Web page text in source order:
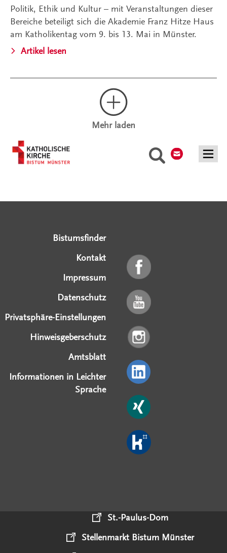
Suche
Politik, Ethik und Kultur – mit Veranstaltungen dieser
Bereiche beteiligt sich die Akademie Franz Hitze Haus
am Katholikentag vom 9. bis 13. Mai in Münster.
Artikel lesen
Mehr laden
Bistumsfinder
Kontakt
Impressum
Datenschutz
Privatsphäre-Einstellungen
Hinweisgeberschutz
Amtsblatt
Informationen in Leichter
Sprache
St.-Paulus-Dom
Stellenmarkt Bistum Münster